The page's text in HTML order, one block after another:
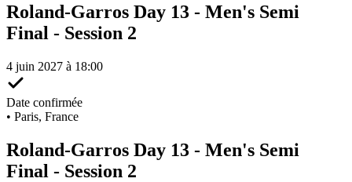
Roland-Garros Day 13 - Men's Semi
Final - Session 2
4 juin 2027 à 18:00
Date confirmée
• Paris, France
Roland-Garros Day 13 - Men's Semi
Final - Session 2